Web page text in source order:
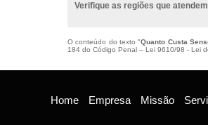
Verifique as regiões que
O conteúdo do texto "Quanto Custa
184 do Código Penal – Lei 9610/98 - Lei
Home Empresa Missão